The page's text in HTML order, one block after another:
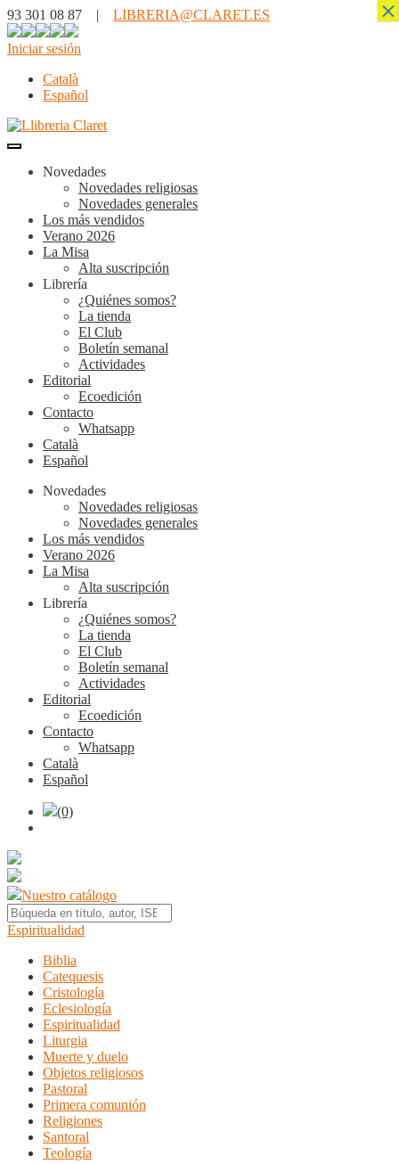
93 301 08 87 | LIBRERIA@CLARET.ES
Iniciar sesión
Català
Español
Novedades
Novedades religiosas
Novedades generales
Los más vendidos
Verano 2026
La Misa
Alta suscripción
Librería
¿Quiénes somos?
La tienda
El Club
Boletín semanal
Actividades
Editorial
Ecoedición
Contacto
Whatsapp
Català
Español
Novedades
Novedades religiosas
Novedades generales
Los más vendidos
Verano 2026
La Misa
Alta suscripción
Librería
¿Quiénes somos?
La tienda
El Club
Boletín semanal
Actividades
Editorial
Ecoedición
Contacto
Whatsapp
Català
Español
(0)
Nuestro catálogo
Espiritualidad
Biblia
Catequesis
Cristología
Eclesiología
Espiritualidad
Liturgia
Muerte y duelo
Objetos religiosos
Pastoral
Primera comunión
Religiones
Santoral
Teología
×